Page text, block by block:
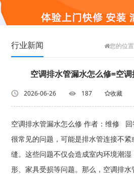
行业新闻 您的位置
空调排水管漏水怎么修=空
2026-06-26 187 收藏
空调排水管漏水怎么修 作者：维修
很常见的问题，可能是排水管连接不
缝。这些问题不仅会造成室内环境潮
形、家具受损等问题。那么，空调排